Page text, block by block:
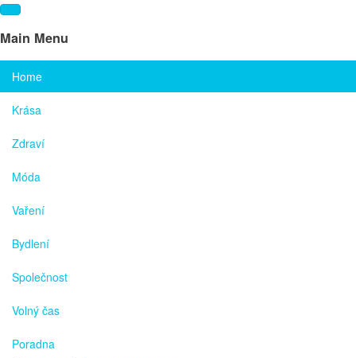
Main Menu
Home
Krása
Zdraví
Móda
Vaření
Bydlení
Společnost
Volný čas
Poradna